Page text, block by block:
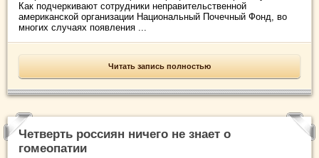
Как подчеркивают сотрудники неправительственной
американской организации Национальный Почечный Фонд, во
многих случаях появления ...
Читать запись полностью
Четверть россиян ничего не знает о
гомеопатии